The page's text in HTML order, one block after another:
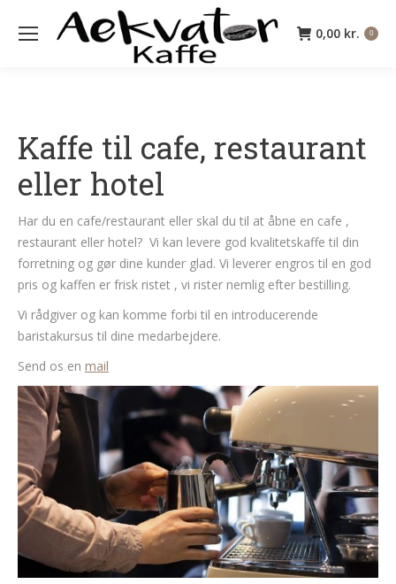
0,00 kr. 0
Kaffe til cafe, restaurant
eller hotel
Har du en cafe/restaurant eller skal du til at åbne en cafe ,
restaurant eller hotel? Vi kan levere god kvalitetskaffe til din
forretning og gør dine kunder glad. Vi leverer engros til en god
pris og kaffen er frisk ristet , vi rister nemlig efter bestilling.
Vi rådgiver og kan komme forbi til en introducerende
baristakursus til dine medarbejdere.
Send os en mail